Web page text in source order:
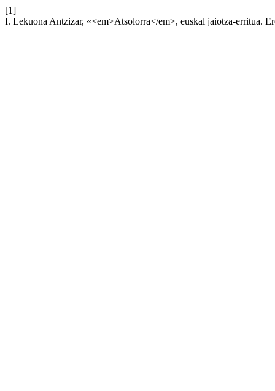
[1]
I. Lekuona Antzizar, «<em>Atsolorra</em>, euskal jaiotza-erritua.